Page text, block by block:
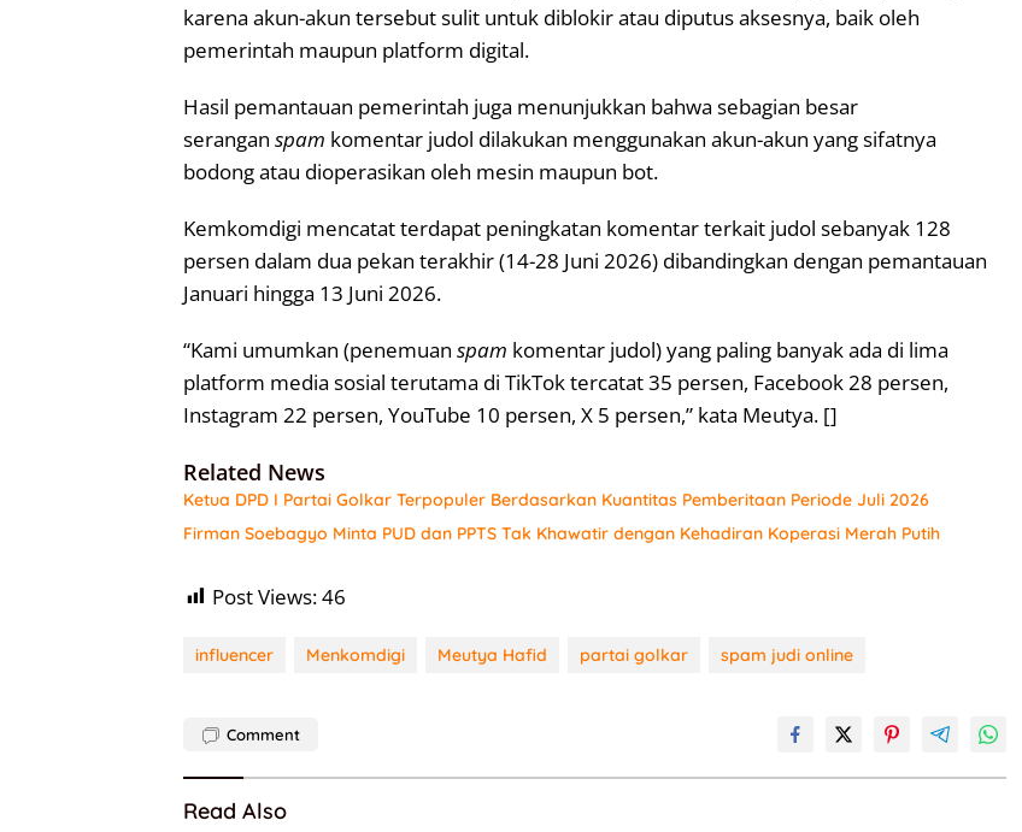
karena akun-akun tersebut sulit untuk diblokir atau diputus aksesnya, baik oleh
pemerintah maupun platform digital.
Hasil pemantauan pemerintah juga menunjukkan bahwa sebagian besar
serangan spam komentar judol dilakukan menggunakan akun-akun yang sifatnya
bodong atau dioperasikan oleh mesin maupun bot.
Kemkomdigi mencatat terdapat peningkatan komentar terkait judol sebanyak 128
persen dalam dua pekan terakhir (14-28 Juni 2026) dibandingkan dengan pemantauan
Januari hingga 13 Juni 2026.
“Kami umumkan (penemuan spam komentar judol) yang paling banyak ada di lima
platform media sosial terutama di TikTok tercatat 35 persen, Facebook 28 persen,
Instagram 22 persen, YouTube 10 persen, X 5 persen,” kata Meutya. []
Related News
Ketua DPD I Partai Golkar Terpopuler Berdasarkan Kuantitas Pemberitaan Periode Juli 2026
Firman Soebagyo Minta PUD dan PPTS Tak Khawatir dengan Kehadiran Koperasi Merah Putih
Post Views:46
influencer Menkomdigi Meutya Hafid partai golkar spam judi online
Comment
Read Also